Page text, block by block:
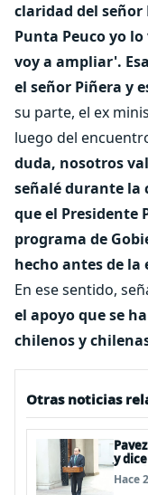
claridad del señor
Punta Peuco yo
voy a ampliar'.
el señor Piñera y
su parte, el ex
luego del
duda, nosotros
señalé durante la
que el Presidente
programa de
hecho antes de la
En ese sentido,
el apoyo que se
chilenos y
Otras noticias
y
Hace